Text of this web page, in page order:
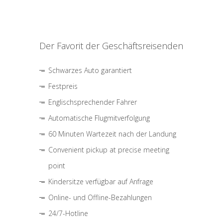
Der Favorit der Geschäftsreisenden
Schwarzes Auto garantiert
Festpreis
Englischsprechender Fahrer
Automatische Flugmitverfolgung
60 Minuten Wartezeit nach der Landung
Convenient pickup at precise meeting
point
Kindersitze verfügbar auf Anfrage
Online- und Offline-Bezahlungen
24/7-Hotline